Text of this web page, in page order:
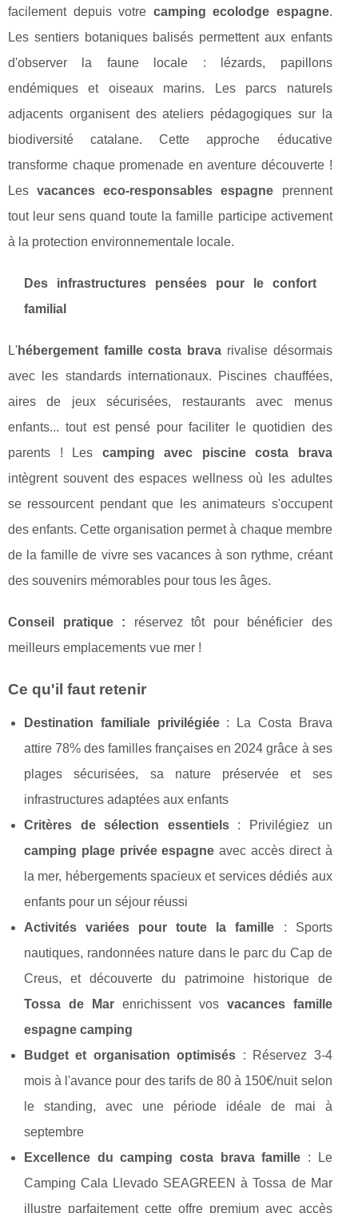
facilement depuis votre camping ecolodge espagne.
Les sentiers botaniques balisés permettent aux enfants
d'observer la faune locale : lézards, papillons
endémiques et oiseaux marins. Les parcs naturels
adjacents organisent des ateliers pédagogiques sur la
biodiversité catalane. Cette approche éducative
transforme chaque promenade en aventure découverte !
Lesvacances eco-responsables espagne prennent
tout leur sens quand toute la famille participe activement
à la protection environnementale locale.
Des infrastructures pensées pour le confort
familial
L'hébergement famille costa brava rivalise désormais
avec les standards internationaux. Piscines chauffées,
aires de jeux sécurisées, restaurants avec menus
enfants... tout est pensé pour faciliter le quotidien des
parents ! Les camping avec piscine costa brava
intègrent souvent des espaces wellness où les adultes
se ressourcent pendant que les animateurs s'occupent
des enfants. Cette organisation permet à chaque membre
de la famille de vivre ses vacances à son rythme, créant
des souvenirs mémorables pour tous les âges.
Conseil pratique : réservez tôt pour bénéficier des
meilleurs emplacements vue mer !
Ce qu'il faut retenir
Destination familiale privilégiée: La Costa Brava
attire 78% des familles françaises en 2024 grâce à ses
plages sécurisées, sa nature préservée et ses
infrastructures adaptées aux enfants
Critères de sélection essentiels: Privilégiez un
camping plage privée espagne avec accès direct à
la mer, hébergements spacieux et services dédiés aux
enfants pour un séjour réussi
Activités variées pour toute la famille : Sports
nautiques, randonnées nature dans le parc du Cap de
Creus, et découverte du patrimoine historique de
Tossa de Marenrichissent vos vacances famille
espagne camping
Budget et organisation optimisés : Réservez 3-4
mois à l'avance pour des tarifs de 80 à 150€/nuit selon
le standing, avec une période idéale de mai à
septembre
Excellence ducamping costa brava famille : Le
Camping Cala Llevado SEAGREEN à Tossa de Mar
illustre parfaitement cette offre premium avec accès